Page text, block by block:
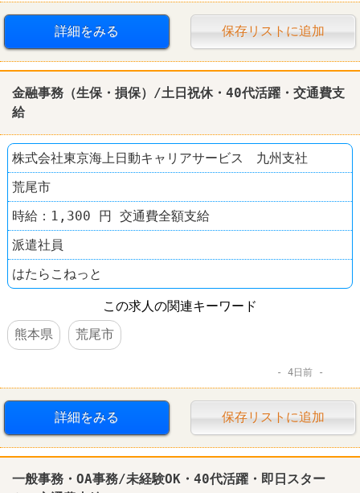
詳細をみる 保存リストに追加
金融事務（生保・損保）/土日祝休・40代活躍・交通費支
給
株式会社東京海上日動キャリアサービス 九州支社
荒尾市
時給：1,300 円 交通費全額支給
派遣社員
はたらこねっと
この求人の関連キーワード
熊本県
荒尾市
4日前
詳細をみる 保存リストに追加
一般事務・OA事務/未経験OK・40代活躍・即日スター